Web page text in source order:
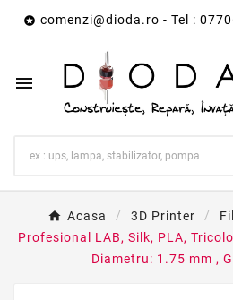
 comenzi@dioda.ro - Tel :

Acasa 3D Printer
Profesional LAB, Silk, PLA,
Diametru: 1.75 mm ,